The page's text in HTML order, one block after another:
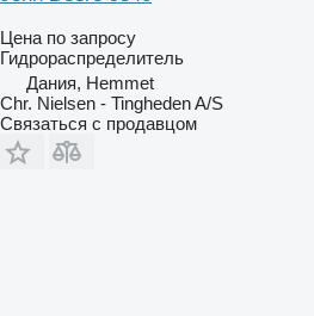
Цена по запросу
Гидрораспределитель
Дания, Hemmet
Chr. Nielsen - Tingheden A/S
Связаться с продавцом